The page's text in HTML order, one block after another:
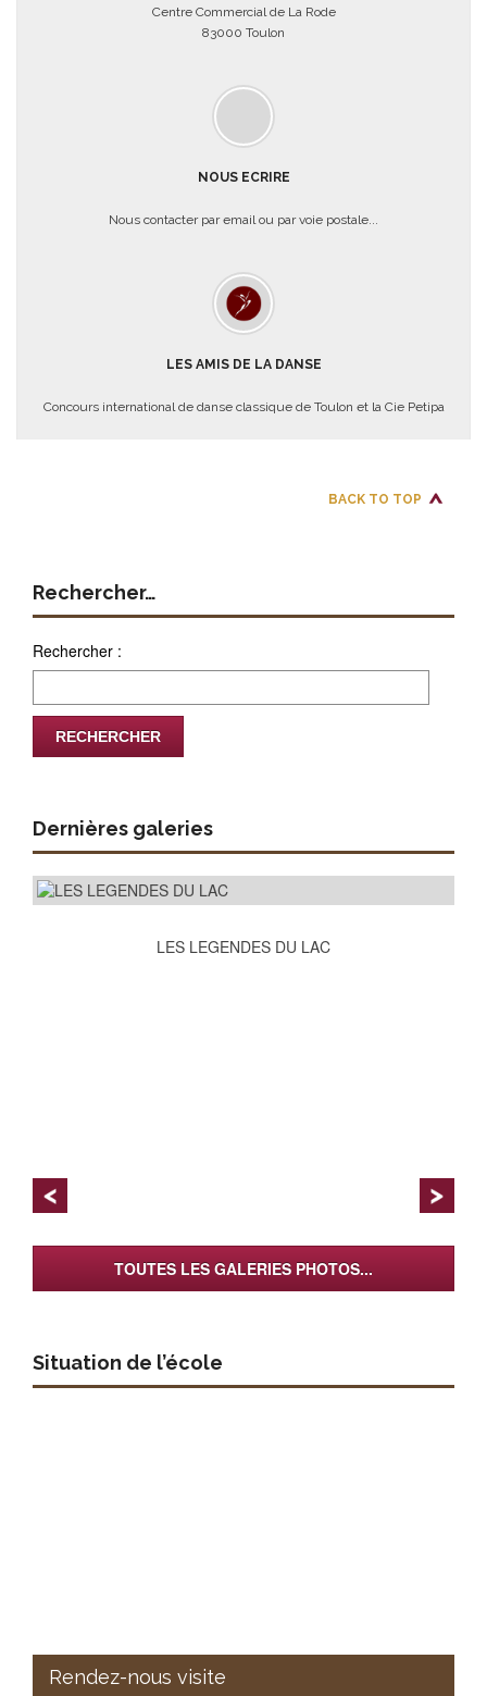
Centre Commercial de La Rode
83000 Toulon
NOUS ECRIRE
Nous contacter par email ou par voie postale...
LES AMIS DE LA DANSE
Concours international de danse classique de Toulon et la Cie Petipa
BACK TO TOP
Rechercher…
Rechercher :
Dernières galeries
LES LEGENDES DU LAC
TOUTES LES GALERIES PHOTOS...
Situation de l’école
Rendez-nous visite